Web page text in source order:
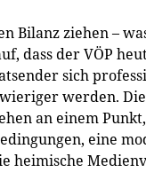
Bilanz ziehen –
dass der VÖP
sich
werden.
an einem
eine
heimische